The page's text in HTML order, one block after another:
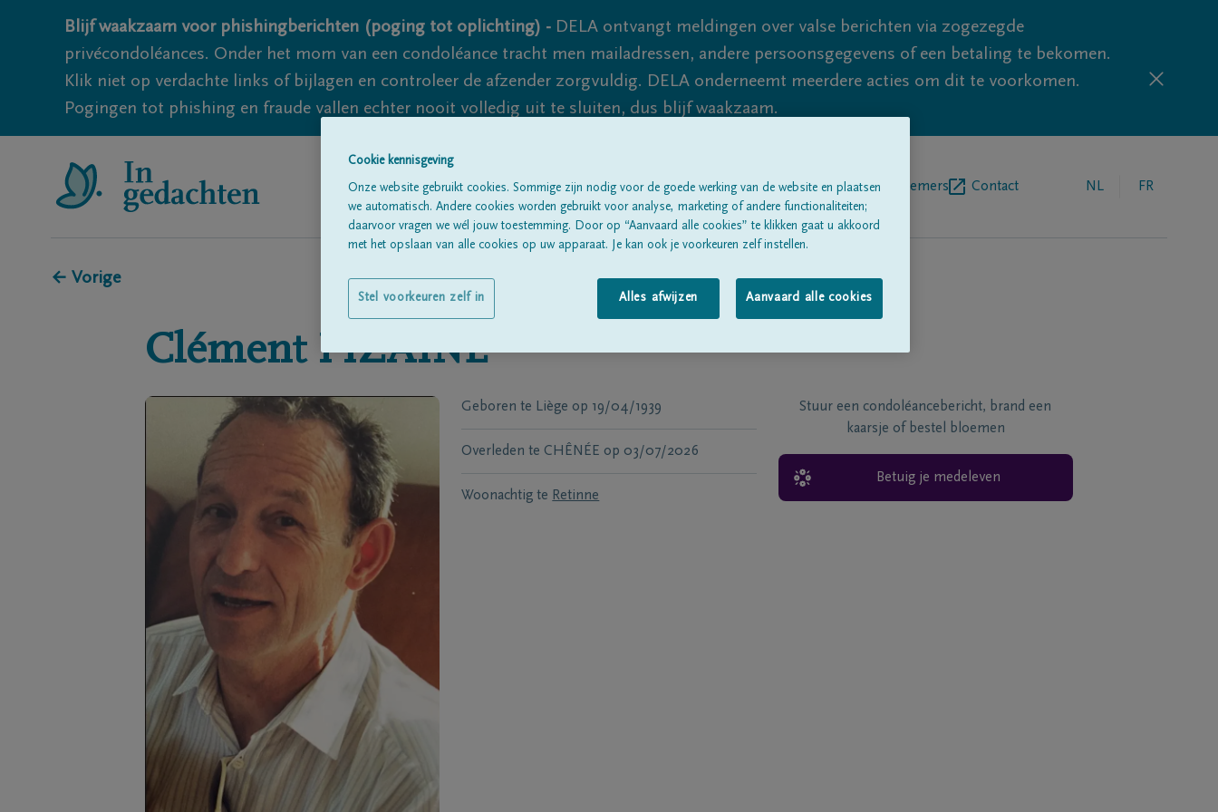
Blijf waakzaam voor phishingberichten (poging tot oplichting) - DELA ontvangt meldingen over valse berichten via zogezegde
privécondoléances. Onder het mom van een condoléance tracht men mailadressen, andere persoonsgegevens of een betaling te bekomen.
Klik niet op verdachte links of bijlagen en controleer de afzender zorgvuldig. DELA onderneemt meerdere acties om dit te voorkomen.
Pogingen tot phishing en fraude vallen echter nooit volledig uit te sluiten, dus blijf waakzaam.
Alle rouwberichtenOver onsBegrafenisondernemers Contact NL FR
← Vorige
Clément FIZAINE
Geboren te Liège op 19/04/1939
Overleden te CHÊNÉE op 03/07/2026
Woonachtig te Retinne
Stuur een condoléancebericht, brand een
kaarsje of bestel bloemen
Betuig je medeleven
Cookie kennisgeving
Onze website gebruikt cookies. Sommige zijn nodig voor de goede werking van de website en plaatsen
we automatisch. Andere cookies worden gebruikt voor analyse, marketing of andere functionaliteiten;
daarvoor vragen we wél jouw toestemming. Door op “Aanvaard alle cookies” te klikken gaat u akkoord
met het opslaan van alle cookies op uw apparaat. Je kan ook je voorkeuren zelf instellen.
Alles afwijzen Aanvaard alle cookies
Stel voorkeuren zelf in